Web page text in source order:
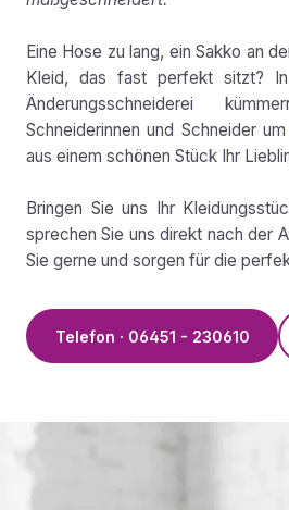
Eine Hose zu lang, ein Sakko an
Kleid, das fast perfekt sitzt? In
Änderungsschneiderei
Schneiderinnen und Schneider
aus einem schönen Stück Ihr
Bringen Sie uns Ihr
sprechen Sie uns direkt nach der
Sie gerne und sorgen für die
Telefon · 06451 - 230610